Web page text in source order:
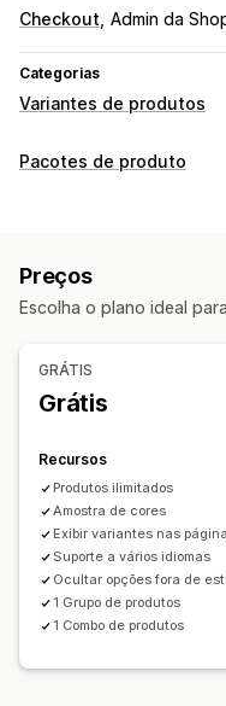
Checkout Admin da
Categorias
Variantes de produtos
Personalização
Preços
Estoque
Alertas de estoque baixo
Atualizações automáticas
Pacotes de produto
Produtos
Produtos digitais
Preços que você pode
Preços fixos
Preços
Escolha o plano ideal
GRÁTIS
Grátis
Recursos
Produtos ilimitados
Amostra de cores
Exibir variantes nas
Suporte a vários idiomas
Ocultar opções fora de
1 Grupo de produtos
1 Combo de produtos